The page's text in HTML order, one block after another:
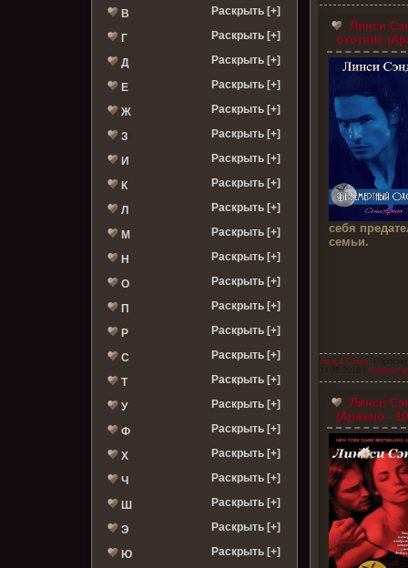
В Раскрыть [+]
Г Раскрыть [+]
Д Раскрыть [+]
Е Раскрыть [+]
Ж Раскрыть [+]
З Раскрыть [+]
И Раскрыть [+]
К Раскрыть [+]
Л Раскрыть [+]
М Раскрыть [+]
Н Раскрыть [+]
О Раскрыть [+]
П Раскрыть [+]
Р Раскрыть [+]
С Раскрыть [+]
Т Раскрыть [+]
У Раскрыть [+]
Ф Раскрыть [+]
Х Раскрыть [+]
Ч Раскрыть [+]
Ш Раскрыть [+]
Э Раскрыть [+]
Ю Раскрыть [+]
Линси
охотник
себя
семьи.
Линси Сэндс
Линси
(Аржено -